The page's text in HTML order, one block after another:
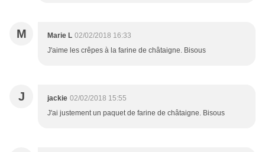
M Marie L 02/02/2018 16:33
J'aime les crêpes à la farine de châtaigne. Bisous
J jackie 02/02/2018 15:55
J'ai justement un paquet de farine de châtaigne. Bisous